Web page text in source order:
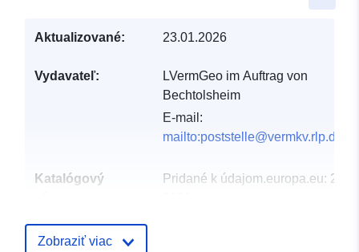
Aktualizované: 23.01.2026
Vydavateľ:
LVermGeo im Auftrag von
Bechtolsheim
E-mail:
mailto:poststelle@vermkv.rlp.de
Katalógový
Pridané k údajom.europa.eu: 21
Zobraziť viac